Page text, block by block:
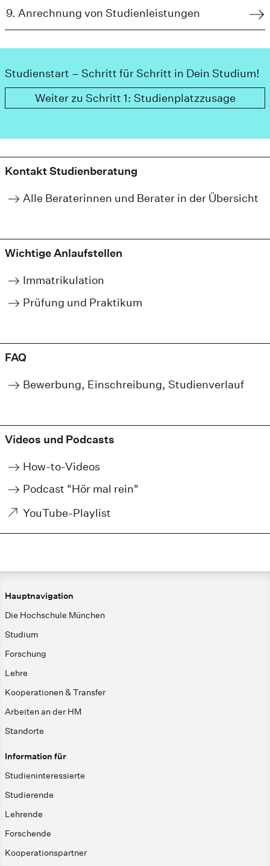
9. Anrechnung von Studienleistungen
Studienstart – Schritt für Schritt in Dein Studium!
Weiter zu Schritt 1: Studienplatzzusage
Kontakt Studienberatung
Alle Beraterinnen und Berater in der Übersicht
Wichtige Anlaufstellen
Immatrikulation
Prüfung und Praktikum
FAQ
Bewerbung, Einschreibung, Studienverlauf
Videos und Podcasts
How-to-Videos
Podcast "Hör mal rein"
YouTube-Playlist
Hauptnavigation
Die Hochschule München
Studium
Forschung
Lehre
Kooperationen & Transfer
Arbeiten an der HM
Standorte
Information für
Studieninteressierte
Studierende
Lehrende
Forschende
Kooperationspartner